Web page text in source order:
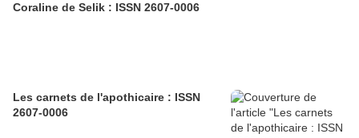
Coraline de Selik : ISSN 2607-0006
Les carnets de l'apothicaire : ISSN
2607-0006